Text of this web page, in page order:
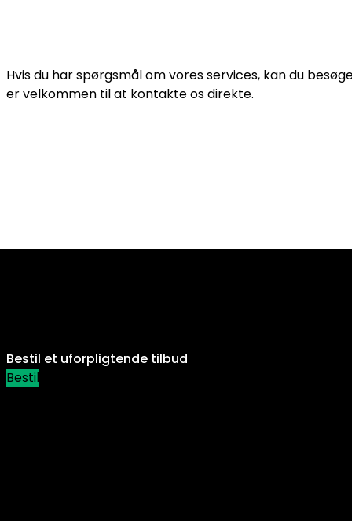
Hvis du har spørgsmål om vores services, kan du
er velkommen til at kontakte os direkte.
Bestil et uforpligtende tilbud
Bestil